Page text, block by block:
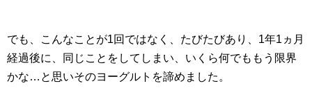
でも、こんなことが1回ではなく、たびたびあり、1年1ヵ月
経過後に、同じことをしてしまい、いくら何でももう限界
かな…と思いそのヨーグルトを諦めました。